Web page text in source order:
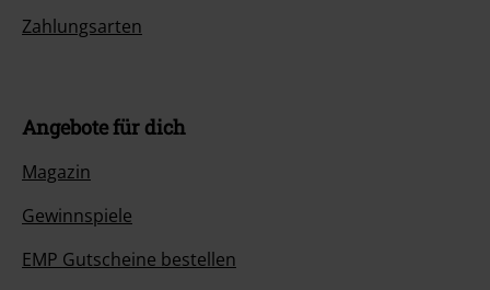
Zahlungsarten
Angebote für dich
Magazin
Gewinnspiele
EMP Gutscheine bestellen